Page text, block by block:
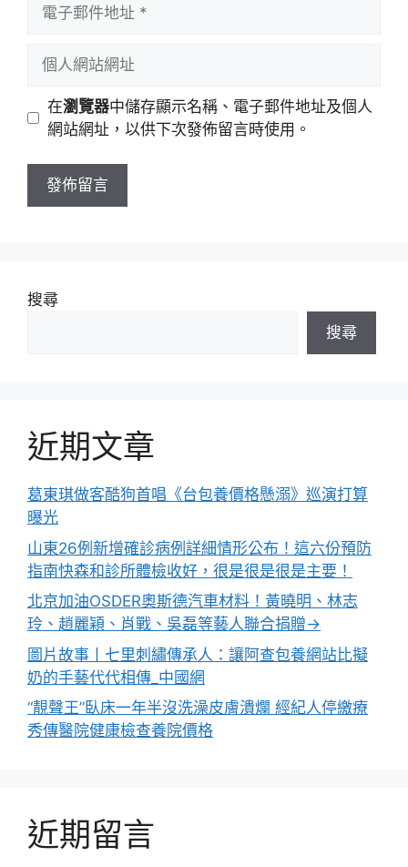
址
站
址
在瀏覽器中儲存顯示名稱、電子郵件地址及個人
網站網址，以供下次發佈留言時使用。
搜尋
搜尋
近期文章
葛東琪做客酷狗首唱《台包養價格懸溺》巡演打算
曝光
山東26例新增確診病例詳細情形公布！這六份預防
指南快森和診所體檢收好，很是很是很是主要！
北京加油OSDER奧斯德汽車材料！黃曉明、林志
玲、趙麗穎、肖戰、吳磊等藝人聯合捐贈→
圖片故事丨七里刺繡傳承人：讓阿查包養網站比擬
奶的手藝代代相傳_中國網
“靚聲王”臥床一年半沒洗澡皮膚潰爛 經紀人停繳療
秀傳醫院健康檢查養院價格
近期留言